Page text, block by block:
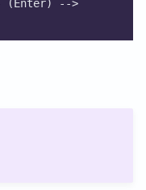
(Enter) -->